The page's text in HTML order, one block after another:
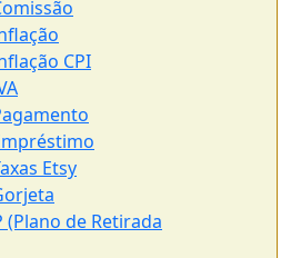
CPI
Etsy
(Plano de Retirada